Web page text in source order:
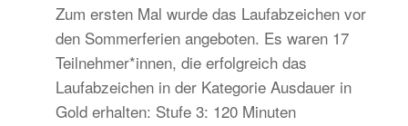
Zum ersten Mal wurde das Laufabzeichen vor
den Sommerferien angeboten. Es waren 17
Teilnehmer*innen, die erfolgreich das
Laufabzeichen in der Kategorie Ausdauer in
Gold erhalten: Stufe 3: 120 Minuten